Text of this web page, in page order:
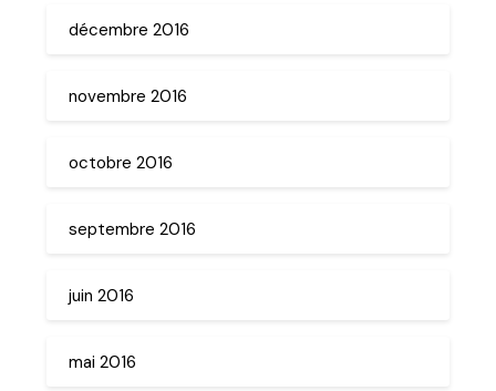
décembre 2016
novembre 2016
octobre 2016
septembre 2016
juin 2016
mai 2016